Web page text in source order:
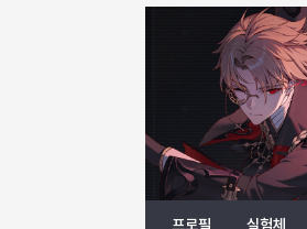
이명성 이터널 리턴 프
프로필 실험체